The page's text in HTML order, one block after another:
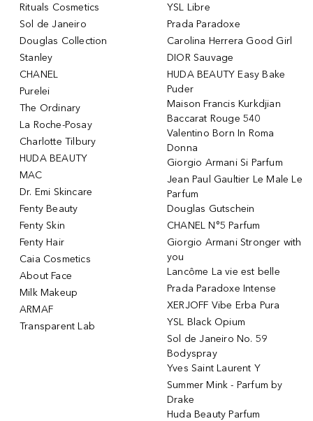
Rituals Cosmetics
Sol de Janeiro
Douglas Collection
Stanley
CHANEL
Purelei
The Ordinary
La Roche-Posay
Charlotte Tilbury
HUDA BEAUTY
MAC
Dr. Emi Skincare
Fenty Beauty
Fenty Skin
Fenty Hair
Caia Cosmetics
About Face
Milk Makeup
ARMAF
Transparent Lab
YSL Libre
Prada Paradoxe
Carolina Herrera Good Girl
DIOR Sauvage
HUDA BEAUTY Easy Bake
Puder
Maison Francis Kurkdjian
Baccarat Rouge 540
Valentino Born In Roma
Donna
Giorgio Armani Si Parfum
Jean Paul Gaultier Le Male Le
Parfum
Douglas Gutschein
CHANEL N°5 Parfum
Giorgio Armani Stronger with
you
Lancôme La vie est belle
Prada Paradoxe Intense
XERJOFF Vibe Erba Pura
YSL Black Opium
Sol de Janeiro No. 59
Bodyspray
Yves Saint Laurent Y
Summer Mink - Parfum by
Drake
Huda Beauty Parfum